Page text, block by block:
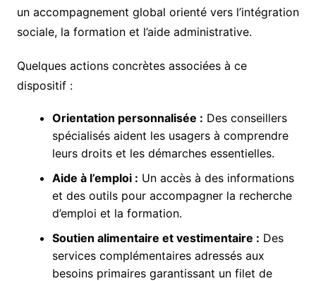
un accompagnement global orienté vers l’intégration
sociale, la formation et l’aide administrative.
Quelques actions concrètes associées à ce
dispositif :
Orientation personnalisée : Des conseillers
spécialisés aident les usagers à comprendre
leurs droits et les démarches essentielles.
Aide à l’emploi : Un accès à des informations
et des outils pour accompagner la recherche
d’emploi et la formation.
Soutien alimentaire et vestimentaire : Des
services complémentaires adressés aux
besoins primaires garantissant un filet de